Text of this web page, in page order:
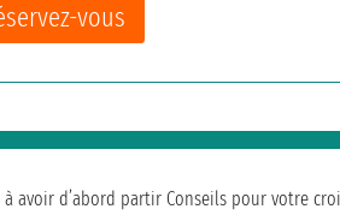
vous
à avoir d’abord partir Conseils pour votre